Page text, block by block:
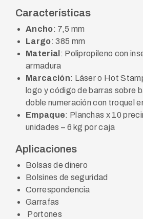
Características
Ancho: 7,5 mm
Largo: 385 mm
Material : Polipropileno con
armadura
Marcación: Láser o Hot
logo y código de barras sobre
doble numeración con troquel
Empaque: Planchas x 10
unidades – 6 kg por caja
Aplicaciones
Bolsas de dinero
Bolsines de seguridad
Correspondencia
Garrafas
Portones